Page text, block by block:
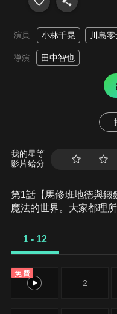
演員 小林千晃 川島
導演 田中智也
我的星等
影片給分
第1話【馬修班地德與鍛
魔法的世界。大家都理
位名叫馬修的少年和祖
羅外出，而馬修為了購
了城中…
1 - 12
免費
1 2